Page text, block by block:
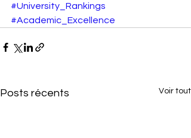
#University_Rankings
#Academic_Excellence
Posts récents Voir tout